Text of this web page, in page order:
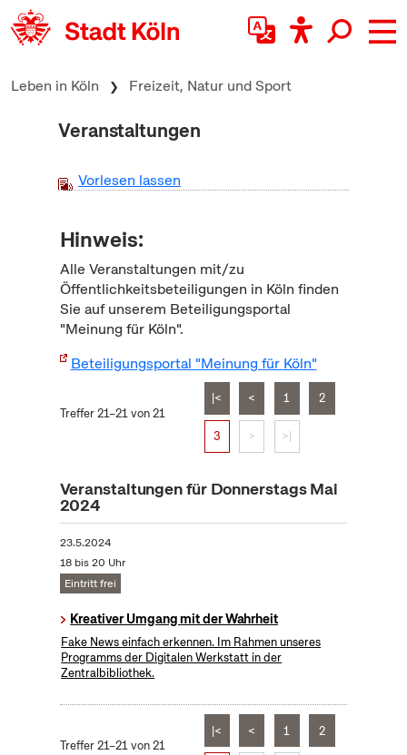
zum Inhalt springen
Leben in Köln Freizeit, Natur und Sport
Veranstaltungen
Vorlesen lassen
Hinweis:
Alle Veranstaltungen mit/zu
Öffentlichkeitsbeteiligungen in Köln finden
Sie auf unserem Beteiligungsportal
"Meinung für Köln".
Beteiligungsportal "Meinung für Köln"
Treffer 21–21 von 21
|< < 1 2
3 > >|
Veranstaltungen für Donnerstags Mai
2024
23.5.2024
18 bis 20 Uhr
Eintritt frei
Kreativer Umgang mit der Wahrheit
Fake News einfach erkennen. Im Rahmen unseres
Programms der Digitalen Werkstatt in der
Zentralbibliothek.
Treffer 21–21 von 21
|< < 1 2